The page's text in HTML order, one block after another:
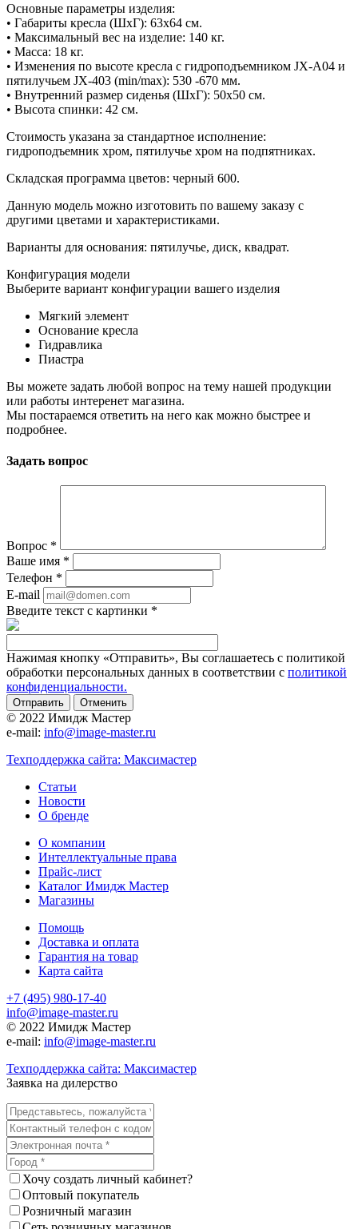
Основные параметры изделия:
• Габариты кресла (ШxГ): 63x64 см.
• Максимальный вес на изделие: 140 кг.
• Масса: 18 кг.
• Изменения по высоте кресла с гидроподъемником JX-A04 и
пятилучьем JX-403 (min/max): 530 -670 мм.
• Внутренний размер сиденья (ШхГ): 50x50 см.
• Высота спинки: 42 см.
Стоимость указана за стандартное исполнение:
гидроподъемник хром, пятилучье хром на подпятниках.
Складская программа цветов: черный 600.
Данную модель можно изготовить по вашему заказу с
другими цветами и характеристиками.
Варианты для основания: пятилучье, диск, квадрат.
Конфигурация модели
Выберите вариант конфигурации вашего изделия
Мягкий элемент
Основание кресла
Гидравлика
Пиастра
Вы можете задать любой вопрос на тему нашей продукции
или работы интеренет магазина.
Мы постараемся ответить на него как можно быстрее и
подробнее.
Задать вопрос
Вопрос *
Ваше имя *
Телефон *
E-mail
Введите текст с картинки *
Нажимая кнопку «Отправить», Вы соглашаетесь с политикой
обработки персональных данных в соответствии с политикой
конфиденциальности.
Отменить
© 2022 Имидж Мастер
e-mail: info@image-master.ru
Техподдержка сайта: Максимастер
Статьи
Новости
О бренде
О компании
Интеллектуальные права
Прайс-лист
Каталог Имидж Мастер
Магазины
Помощь
Доставка и оплата
Гарантия на товар
Карта сайта
+7 (495) 980-17-40
info@image-master.ru
© 2022 Имидж Мастер
e-mail: info@image-master.ru
Техподдержка сайта: Максимастер
Заявка на дилерство
Хочу создать личный кабинет?
Оптовый покупатель
Розничный магазин